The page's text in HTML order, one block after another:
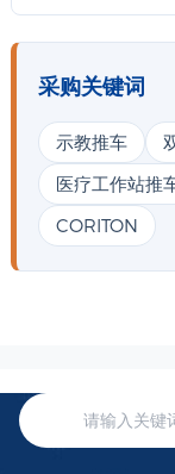
采购关键词
示教推车
医疗工作站推
CORITON